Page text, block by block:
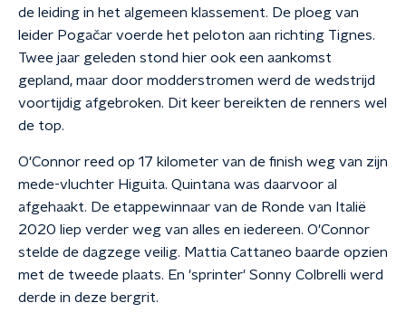
de leiding in het algemeen klassement. De ploeg van
leider Pogačar voerde het peloton aan richting Tignes.
Twee jaar geleden stond hier ook een aankomst
gepland, maar door modderstromen werd de wedstrijd
voortijdig afgebroken. Dit keer bereikten de renners wel
de top.
O'Connor reed op 17 kilometer van de finish weg van zijn
mede-vluchter Higuita. Quintana was daarvoor al
afgehaakt. De etappewinnaar van de Ronde van Italië
2020 liep verder weg van alles en iedereen. O'Connor
stelde de dagzege veilig. Mattia Cattaneo baarde opzien
met de tweede plaats. En 'sprinter' Sonny Colbrelli werd
derde in deze bergrit.